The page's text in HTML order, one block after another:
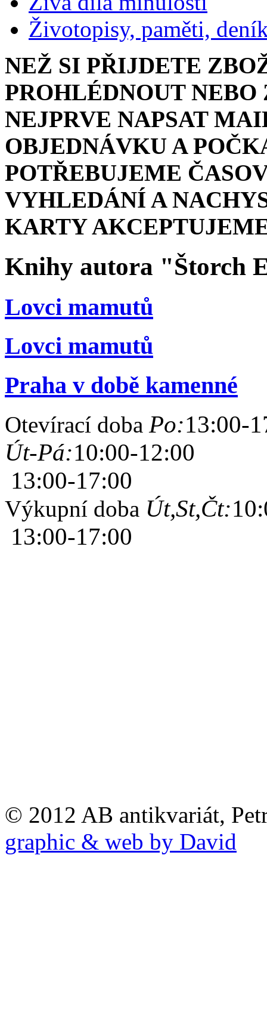
Životopisy, paměti,
NEŽ SI PŘIJDETE
PROHLÉDNOUT
NEJPRVE NAPSAT
OBJEDNÁVKU A
POTŘEBUJEME
VYHLEDÁNÍ A
KARTY
Knihy autora "Štorch
Lovci mamutů
Lovci mamutů
Praha v době kamenné
Otevírací doba Po:13:00-
Út-Pá:10:00-12:00
13:00-17:00
Výkupní doba Út,St,Čt:
13:00-17:00
© 2012 AB antikvariát,
graphic & web by David